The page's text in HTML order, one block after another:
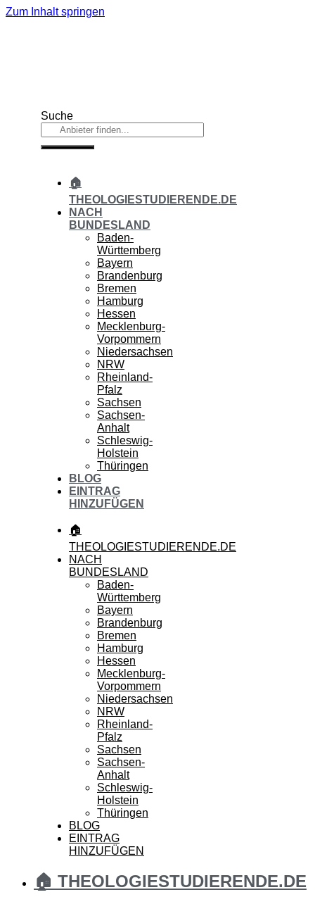
Zum Inhalt springen
Suche
🏠
THEOLOGIESTUDIERENDE.DE
NACH
BUNDESLAND
Baden-
Württemberg
Bayern
Brandenburg
Bremen
Hamburg
Hessen
Mecklenburg-
Vorpommern
Niedersachsen
NRW
Rheinland-
Pfalz
Sachsen
Sachsen-
Anhalt
Schleswig-
Holstein
Thüringen
BLOG
EINTRAG
HINZUFÜGEN
🏠
THEOLOGIESTUDIERENDE.DE
NACH
BUNDESLAND
Baden-
Württemberg
Bayern
Brandenburg
Bremen
Hamburg
Hessen
Mecklenburg-
Vorpommern
Niedersachsen
NRW
Rheinland-
Pfalz
Sachsen
Sachsen-
Anhalt
Schleswig-
Holstein
Thüringen
BLOG
EINTRAG
HINZUFÜGEN
🏠 THEOLOGIESTUDIERENDE.DE